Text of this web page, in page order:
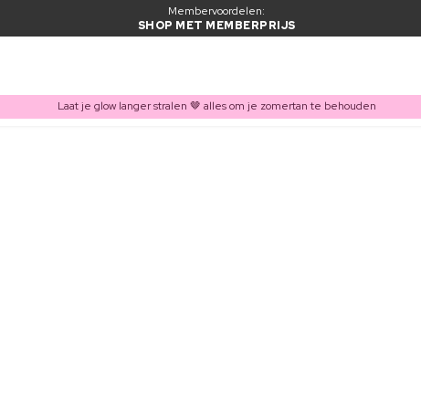
Membervoordelen:
SHOP MET MEMBERPRIJS
Laat je glow langer stralen 🤎 alles om je zomertan te behouden